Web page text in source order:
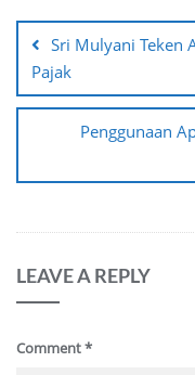
navigation
Sri Mulyani Teken
Pajak
Penggunaan
LEAVE A REPLY
Comment*